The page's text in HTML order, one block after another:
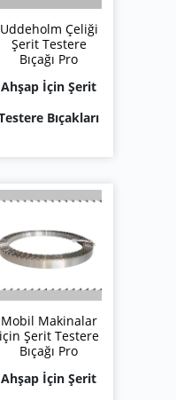
Uddeholm Çeliği
Şerit Testere
Bıçağı Pro
Ahşap İçin Şerit
Bıçakları
Mobil Makinalar
için Şerit Testere
Bıçağı Pro
Ahşap İçin Şerit